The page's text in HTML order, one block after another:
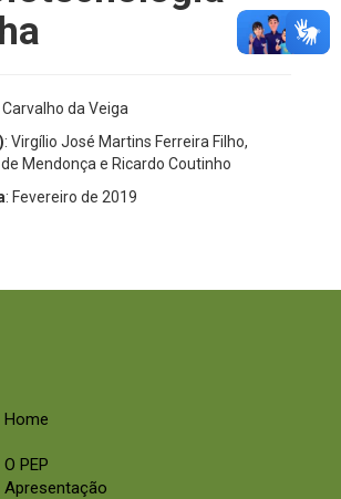
Carvalho da Veiga
: Virgílio José Martins Ferreira Filho,
Mendonça e Ricardo Coutinho
: Fevereiro de 2019
Home
O PEP
Apresentação